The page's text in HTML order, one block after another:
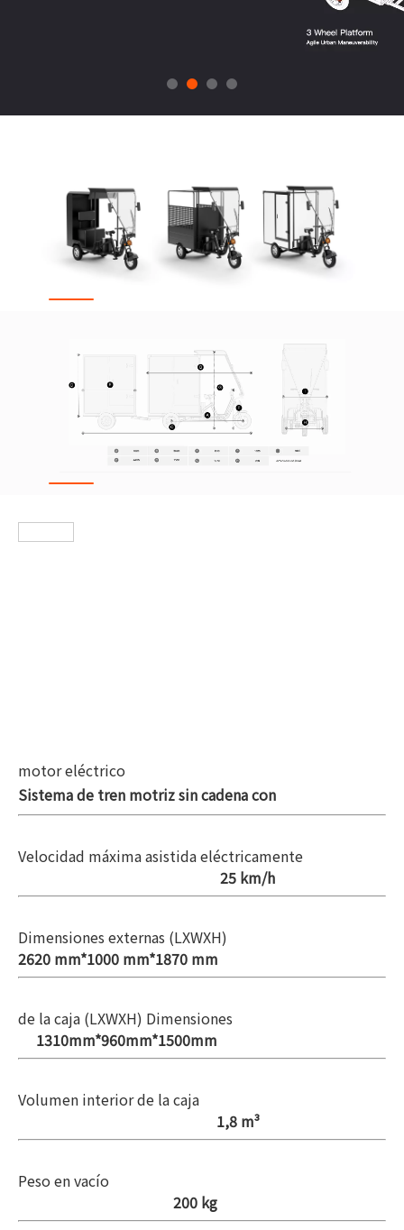
motor eléctrico
Sistema de tren motriz sin cadena con
Velocidad máxima asistida eléctricamente
25 km/h
Dimensiones externas (LXWXH)
2620 mm*1000 mm*1870 mm
de la caja (LXWXH) Dimensiones
1310mm*960mm*1500mm
Volumen interior de la caja
1,8 m³
Peso en vacío
200 kg